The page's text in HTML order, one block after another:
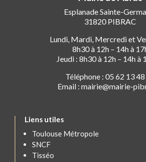
Esplanade Sainte-
31820 PIBRAC
Lundi, Mardi, Mercredi et
8h30 à 12h – 14h à
Jeudi : 8h30 à 12h – 14h à
Téléphone : 05 62 13
Email : mairie@mairie-
Liens utiles
Toulouse Métropole
SNCF
Tisséo